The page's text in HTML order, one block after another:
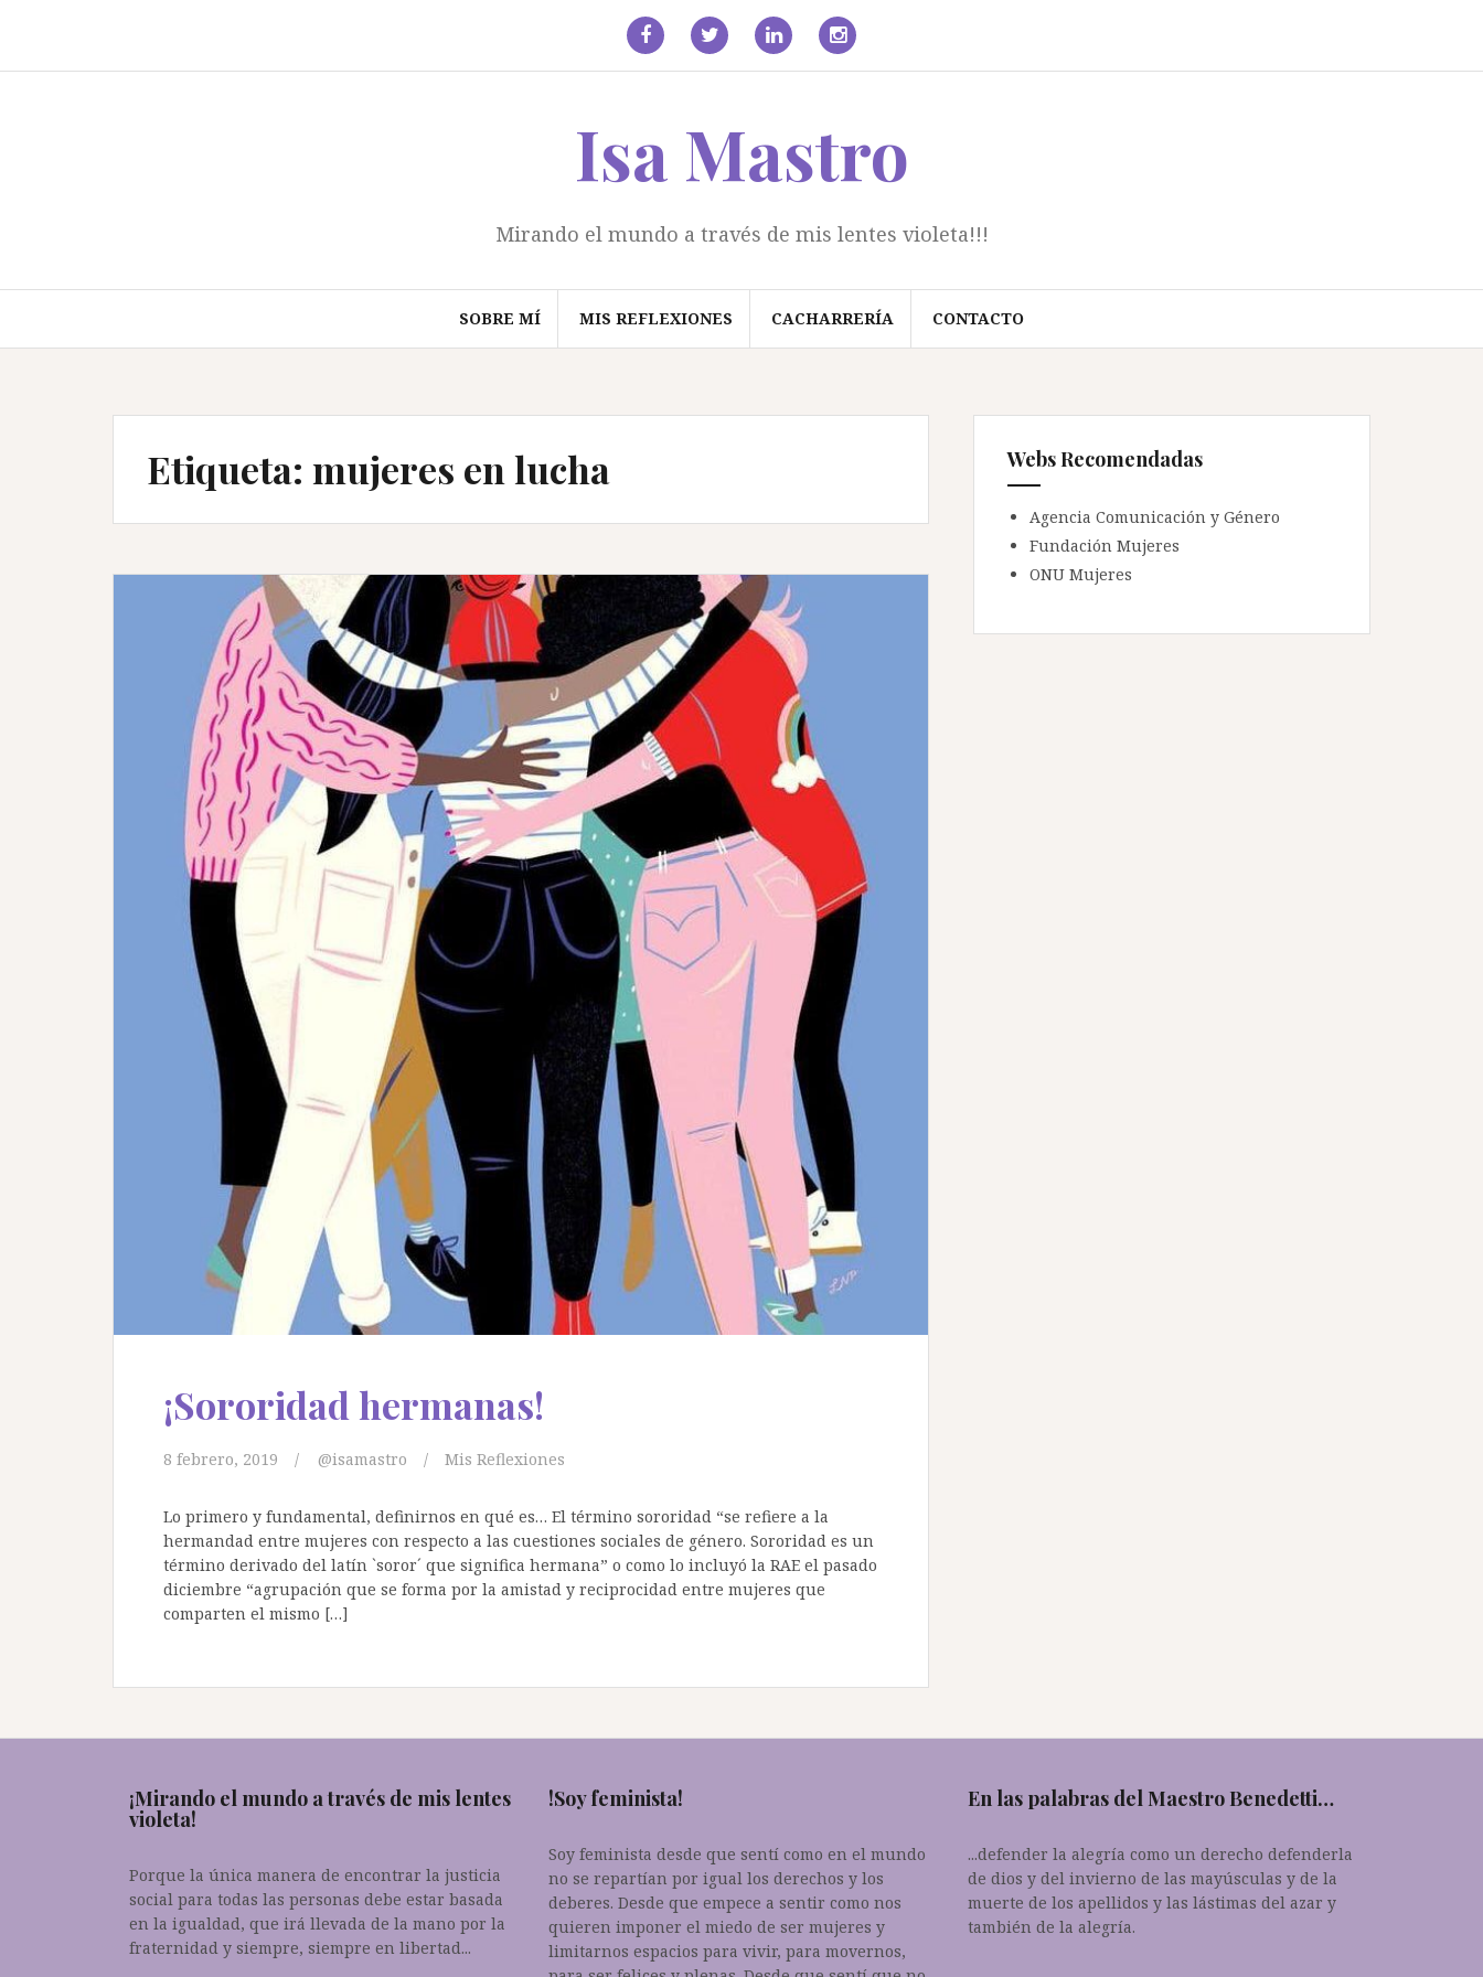
facebookTwitter LinkedinInstagram
Isa Mastro
Mirando el mundo a través de mis lentes violeta!!!
SOBRE MÍ MIS REFLEXIONES CACHARRERÍA CONTACTO
Etiqueta: mujeres en lucha
¡Sororidad hermanas!
8 febrero, 2019 @isamastro Mis Reflexiones
Lo primero y fundamental, definirnos en qué es… El término sororidad “se refiere a la
hermandad entre mujeres con respecto a las cuestiones sociales de género. Sororidad es un
término derivado del latín `soror´ que significa hermana” o como lo incluyó la RAE el pasado
diciembre “agrupación que se forma por la amistad y reciprocidad entre mujeres que
comparten el mismo […]
Webs Recomendadas
Agencia Comunicación y Género
Fundación Mujeres
ONU Mujeres
¡Mirando el mundo a través de mis lentes
violeta!
Porque la única manera de encontrar la justicia
social para todas las personas debe estar basada
en la igualdad, que irá llevada de la mano por la
fraternidad y siempre, siempre en libertad...
!Soy feminista!
Soy feminista desde que sentí como en el mundo
no se repartían por igual los derechos y los
deberes. Desde que empece a sentir como nos
quieren imponer el miedo de ser mujeres y
limitarnos espacios para vivir, para movernos,
En las palabras del Maestro Benedetti…
...defender la alegría como un derecho defenderla
de dios y del invierno de las mayúsculas y de la
muerte de los apellidos y las lástimas del azar y
también de la alegría.